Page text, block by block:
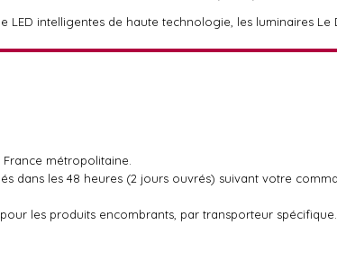
LED intelligentes de haute technologie, les luminaires
métropolitaine.
dans les 48 heures (2 jours ouvrés) suivant votre
les produits encombrants, par transporteur